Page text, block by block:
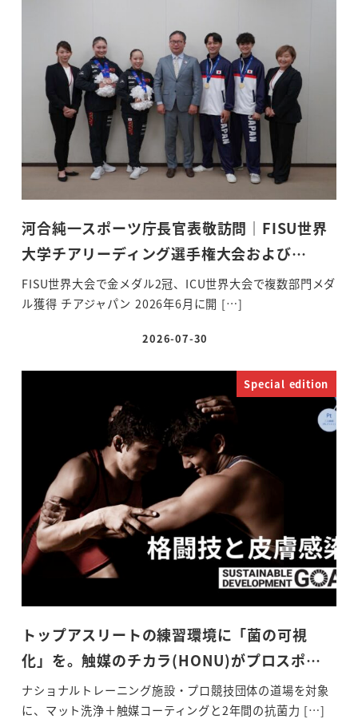
河合純一スポーツ庁長官表敬訪問｜FISU世界
大学チアリーディング選手権大会および…
FISU世界大会で金メダル2冠、ICU世界大会で複数部門メダ
ル獲得 チアジャパン 2026年6月に開 […]
投稿日
2026-07-30
Special edition
トップアスリートの練習環境に「菌の可視
化」を。触媒のチカラ(HONU)がプロスポ…
ナショナルトレーニング施設・プロ競技団体の道場を対象
に、マット洗浄＋触媒コーティングと2年間の抗菌力 […]